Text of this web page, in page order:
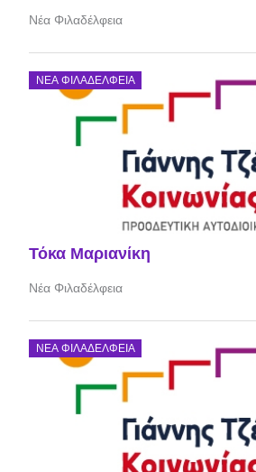
Νέα Φιλαδέλφεια
ΝΈΑ ΦΙΛΑΔΈΛΦΕΙΑ
Τόκα Μαριανίκη
Νέα Φιλαδέλφεια
ΝΈΑ ΦΙΛΑΔΈΛΦΕΙΑ